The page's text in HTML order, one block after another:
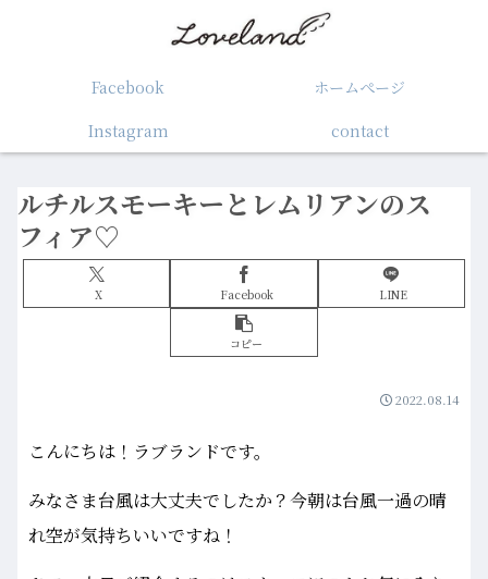
Facebook
ホームぺージ
Instagram
contact
ルチルスモーキーとレムリアンのス
フィア♡
X Facebook LINE
コピー
2022.08.14
こんにちは！ラブランドです。
みなさま台風は大丈夫でしたか？今朝は台風一過の晴
れ空が気持ちいいですね！